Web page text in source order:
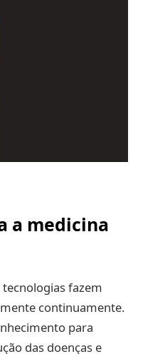
a medicina
fazem
continuamente.
para
das doenças e